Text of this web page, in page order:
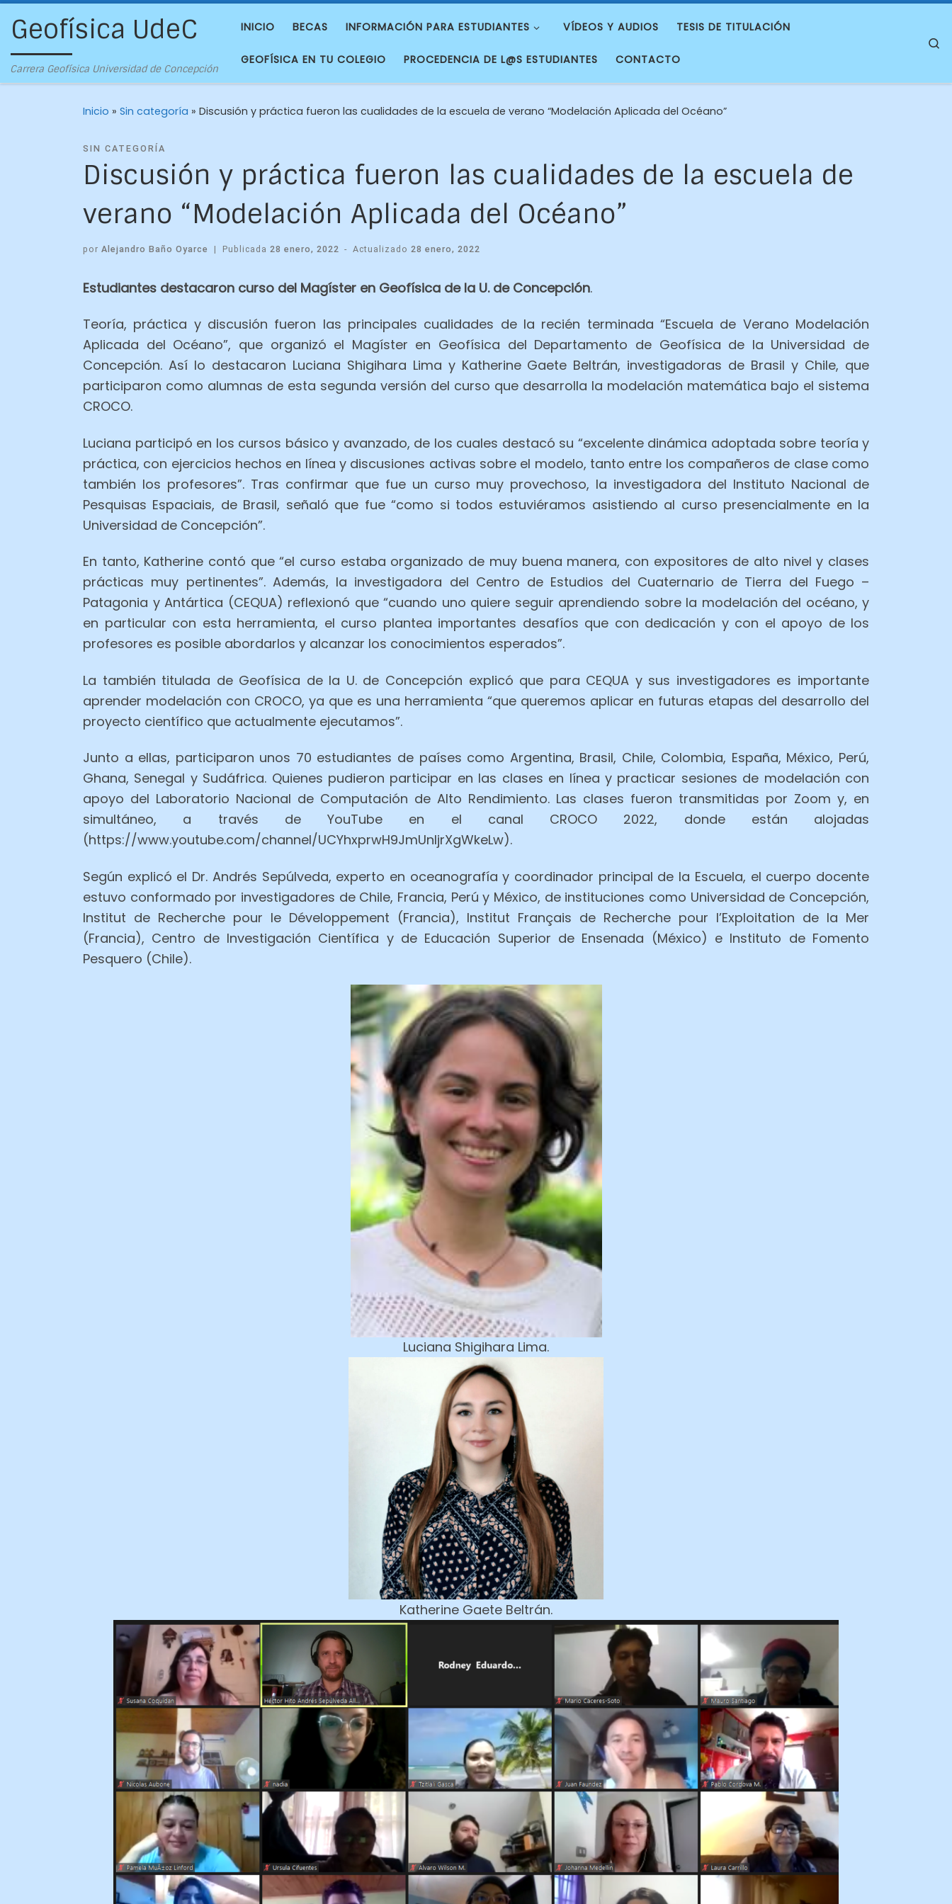
Geofísica UdeC
Carrera Geofísica Universidad de Concepción
INICIO BECAS INFORMACIÓN PARA ESTUDIANTES VÍDEOS Y AUDIOS TESIS DE TITULACIÓN
GEOFÍSICA EN TU COLEGIO PROCEDENCIA DE L@S ESTUDIANTES CONTACTO
Inicio » Sin categoría » Discusión y práctica fueron las cualidades de la escuela de verano “Modelación Aplicada del Océano”
SIN CATEGORÍA
Discusión y práctica fueron las cualidades de la escuela de
verano “Modelación Aplicada del Océano”
por Alejandro Baño Oyarce | Publicada 28 enero, 2022 - Actualizado28 enero, 2022
Estudiantes destacaron curso del Magíster en Geofísica de la U. de Concepción.
Teoría, práctica y discusión fueron las principales cualidades de la recién terminada “Escuela de Verano Modelación
Aplicada del Océano”, que organizó el Magíster en Geofísica del Departamento de Geofísica de la Universidad de
Concepción. Así lo destacaron Luciana Shigihara Lima y Katherine Gaete Beltrán, investigadoras de Brasil y Chile, que
participaron como alumnas de esta segunda versión del curso que desarrolla la modelación matemática bajo el sistema
CROCO.
Luciana participó en los cursos básico y avanzado, de los cuales destacó su “excelente dinámica adoptada sobre teoría y
práctica, con ejercicios hechos en línea y discusiones activas sobre el modelo, tanto entre los compañeros de clase como
también los profesores”. Tras confirmar que fue un curso muy provechoso, la investigadora del Instituto Nacional de
Pesquisas Espaciais, de Brasil, señaló que fue “como si todos estuviéramos asistiendo al curso presencialmente en la
Universidad de Concepción”.
En tanto, Katherine contó que “el curso estaba organizado de muy buena manera, con expositores de alto nivel y clases
prácticas muy pertinentes”. Además, la investigadora del Centro de Estudios del Cuaternario de Tierra del Fuego –
Patagonia y Antártica (CEQUA) reflexionó que “cuando uno quiere seguir aprendiendo sobre la modelación del océano, y
en particular con esta herramienta, el curso plantea importantes desafíos que con dedicación y con el apoyo de los
profesores es posible abordarlos y alcanzar los conocimientos esperados”.
La también titulada de Geofísica de la U. de Concepción explicó que para CEQUA y sus investigadores es importante
aprender modelación con CROCO, ya que es una herramienta “que queremos aplicar en futuras etapas del desarrollo del
proyecto científico que actualmente ejecutamos”.
Junto a ellas, participaron unos 70 estudiantes de países como Argentina, Brasil, Chile, Colombia, España, México, Perú,
Ghana, Senegal y Sudáfrica. Quienes pudieron participar en las clases en línea y practicar sesiones de modelación con
apoyo del Laboratorio Nacional de Computación de Alto Rendimiento. Las clases fueron transmitidas por Zoom y, en
simultáneo, a través de YouTube en el canal CROCO 2022, donde están alojadas
(https://www.youtube.com/channel/UCYhxprwH9JmUnljrXgWkeLw).
Según explicó el Dr. Andrés Sepúlveda, experto en oceanografía y coordinador principal de la Escuela, el cuerpo docente
estuvo conformado por investigadores de Chile, Francia, Perú y México, de instituciones como Universidad de Concepción,
Institut de Recherche pour le Développement (Francia), Institut Français de Recherche pour l’Exploitation de la Mer
(Francia), Centro de Investigación Científica y de Educación Superior de Ensenada (México) e Instituto de Fomento
Pesquero (Chile).
Luciana Shigihara Lima.
Katherine Gaete Beltrán.